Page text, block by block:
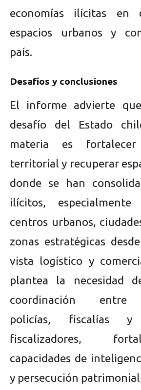
economías ilícitas en
espacios urbanos y
país.
Desafíos y conclusiones
El informe advierte
desafío del Estado
materia es
territorial y recuperar
donde se han
ilícitos,
centros urbanos,
zonas estratégicas
vista logístico y
plantea la necesidad
coordinación entre
policías, fiscalías y
fiscalizadores,
capacidades de
y persecución